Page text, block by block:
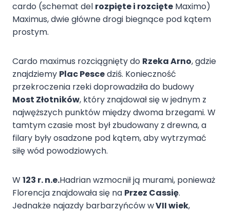
cardo (schemat del rozpięte i rozcięte Maximo)
Maximus, dwie główne drogi biegnące pod kątem
prostym.
Cardo maximus rozciągnięty do Rzeka Arno, gdzie
znajdziemy Plac Pescedziś. Konieczność
przekroczenia rzeki doprowadziła do budowy
Most Złotników, który znajdował się w jednym z
najwęższych punktów między dwoma brzegami. W
tamtym czasie most był zbudowany z drewna, a
filary były osadzone pod kątem, aby wytrzymać
siłę wód powodziowych.
W 123 r. n.e.Hadrian wzmocnił ją murami, ponieważ
Florencja znajdowała się na Przez Cassię.
Jednakże najazdy barbarzyńców wVII wiek,